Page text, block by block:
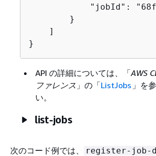
"jobId":
        }
    ]
}
API の詳細については、「AWS
ファレンス 」の「ListJobs 」を
い。
list-jobs
次のコード例では、 register-job-